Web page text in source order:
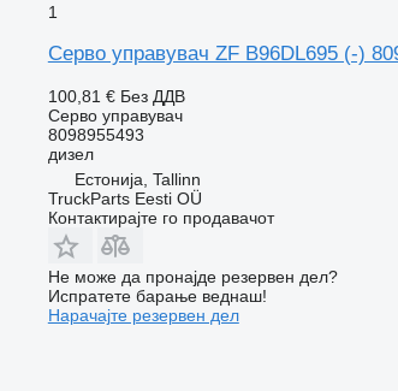
1
Серво управувач ZF B96DL695 (-)
100,81 € Без ДДВ
Серво управувач
8098955493
дизел
Естонија, Tallinn
TruckParts Eesti OÜ
Контактирајте го продавачот
Не може да пронајде резервен дел?
Испратете барање веднаш!
Нарачајте резервен дел